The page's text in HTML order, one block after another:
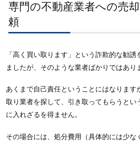
専門の不動産業者への売
頼
「高く買い取ります」という詐欺的な勧
ましたが、そのような業者ばかりではあり
あくまで自己責任ということにはなります
取り業者を探して、引き取ってもらうとい
に入れざるを得ません。
その場合には、処分費用（具体的には少な